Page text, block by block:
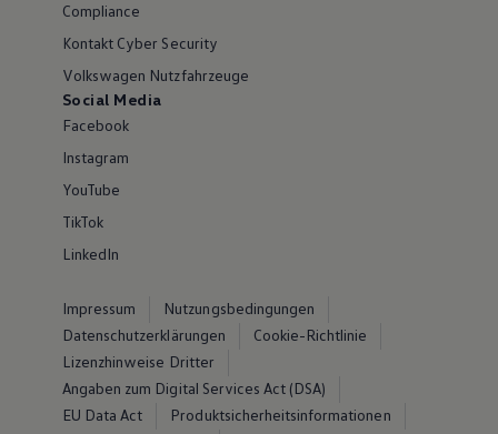
Compliance
Kontakt Cyber Security
Volkswagen Nutzfahrzeuge
Social Media
Facebook
Instagram
YouTube
TikTok
LinkedIn
Impressum
Nutzungsbedingungen
Datenschutzerklärungen
Cookie-Richtlinie
Lizenzhinweise Dritter
Angaben zum Digital Services Act (DSA)
EU Data Act
Produktsicherheitsinformationen